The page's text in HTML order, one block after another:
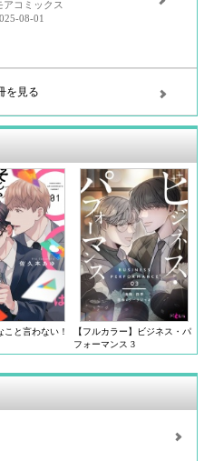
コミックス
08-01
を見る
と言わない！
【フルカラー】ビジネス・パ
フォーマンス 3